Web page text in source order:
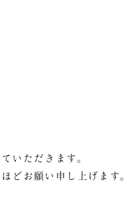
いただきます。
どお願い申し上げます。